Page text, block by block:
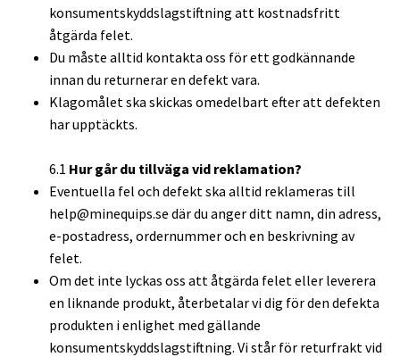
konsumentskyddslagstiftning att kostnadsfritt
åtgärda felet.
Du måste alltid kontakta oss för ett godkännande
innan du returnerar en defekt vara.
Klagomålet ska skickas omedelbart efter att defekten
har upptäckts.
6.1 Hur går du tillväga vid reklamation?
Eventuella fel och defekt ska alltid reklameras till
help@minequips.se där du anger ditt namn, din adress,
e-postadress, ordernummer och en beskrivning av
felet.
Om det inte lyckas oss att åtgärda felet eller leverera
en liknande produkt, återbetalar vi dig för den defekta
produkten i enlighet med gällande
konsumentskyddslagstiftning. Vi står för returfrakt vid